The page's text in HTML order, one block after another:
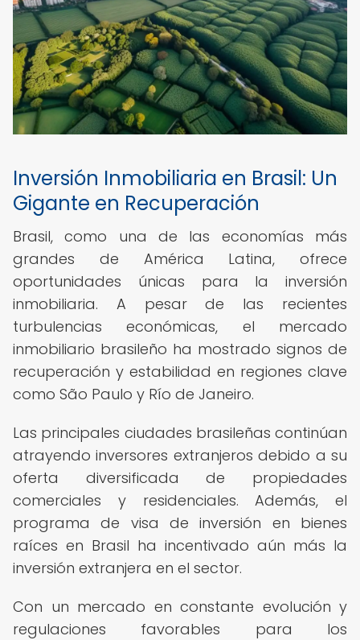
Inversión Inmobiliaria en Brasil: Un
Gigante en Recuperación
Brasil, como una de las economías más
grandes de América Latina, ofrece
oportunidades únicas para la inversión
inmobiliaria. A pesar de las recientes
turbulencias económicas, el mercado
inmobiliario brasileño ha mostrado signos de
recuperación y estabilidad en regiones clave
como São Paulo y Río de Janeiro.
Las principales ciudades brasileñas continúan
atrayendo inversores extranjeros debido a su
oferta diversificada de propiedades
comerciales y residenciales. Además, el
programa de visa de inversión en bienes
raíces en Brasil ha incentivado aún más la
inversión extranjera en el sector.
Con un mercado en constante evolución y
regulaciones favorables para los